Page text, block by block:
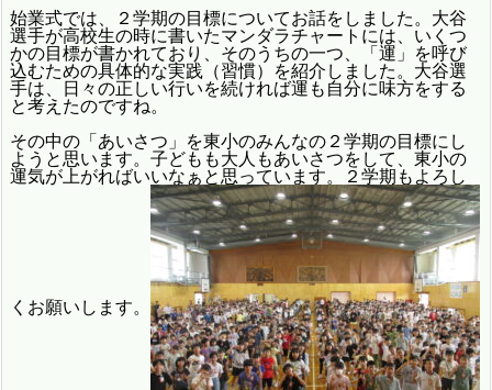
始業式では、２学期の目標についてお話をしました。大谷
選手が高校生の時に書いたマンダラチャートには、いくつ
かの目標が書かれており、そのうちの一つ、「運」を呼び
込むための具体的な実践（習慣）を紹介しました。大谷選
手は、日々の正しい行いを続ければ運も自分に味方をする
と考えたのですね。
その中の「あいさつ」を東小のみんなの２学期の目標にし
ようと思います。子どもも大人もあいさつをして、東小の
運気が上がればいいなぁと思っています。２学期もよろし
くお願いします。